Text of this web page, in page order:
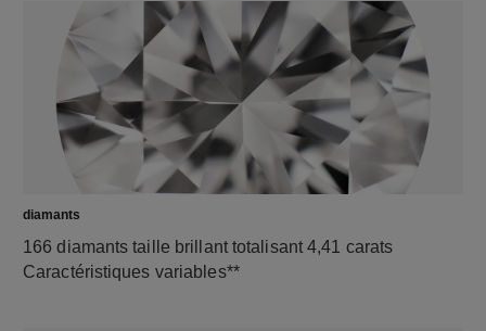
diamants
166 diamants taille brillant totalisant 4,41 carats
Caractéristiques variables**